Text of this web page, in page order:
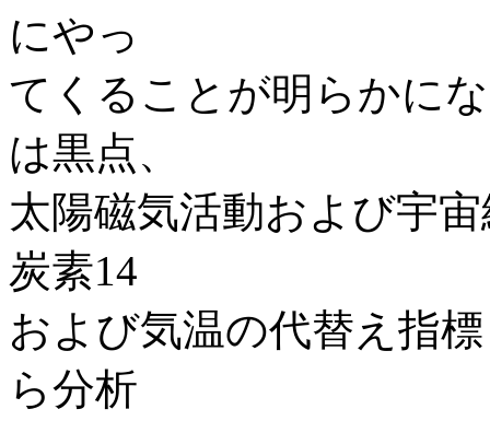
にやっ
てくることが明らかに
は黒点、
太陽磁気活動および宇
炭素14
および気温の代替え指
ら分析